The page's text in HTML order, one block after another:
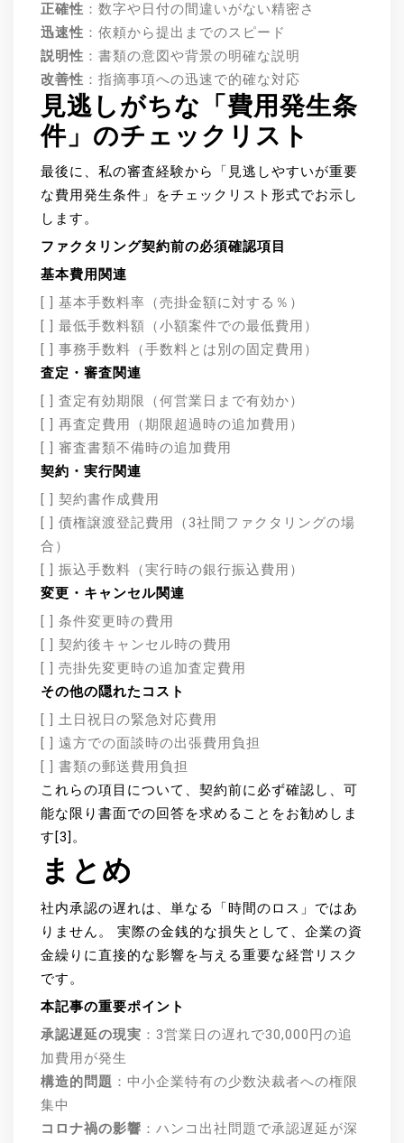
正確性 ：数字や日付の間違いがない精密さ
迅速性 ：依頼から提出までのスピード
説明性 ：書類の意図や背景の明確な説明
改善性 ：指摘事項への迅速で的確な対応
見逃しがちな「費用発生条
件」のチェックリスト
最後に、私の審査経験から「見逃しやすいが重要
な費用発生条件」をチェックリスト形式でお示し
します。
ファクタリング契約前の必須確認項目
基本費用関連
[ ] 基本手数料率（売掛金額に対する％）
[ ] 最低手数料額（小額案件での最低費用）
[ ] 事務手数料（手数料とは別の固定費用）
査定・審査関連
[ ] 査定有効期限（何営業日まで有効か）
[ ] 再査定費用（期限超過時の追加費用）
[ ] 審査書類不備時の追加費用
契約・実行関連
[ ] 契約書作成費用
[ ] 債権譲渡登記費用（3社間ファクタリングの場
合）
[ ] 振込手数料（実行時の銀行振込費用）
変更・キャンセル関連
[ ] 条件変更時の費用
[ ] 契約後キャンセル時の費用
[ ] 売掛先変更時の追加査定費用
その他の隠れたコスト
[ ] 土日祝日の緊急対応費用
[ ] 遠方での面談時の出張費用負担
[ ] 書類の郵送費用負担
これらの項目について、契約前に必ず確認し、可
能な限り書面での回答を求めることをお勧めしま
す[3]。
まとめ
社内承認の遅れは、単なる「時間のロス」ではあ
りません。 実際の金銭的な損失として、企業の資
金繰りに直接的な影響を与える重要な経営リスク
です。
本記事の重要ポイント
承認遅延の現実 ：3営業日の遅れで30,000円の追
加費用が発生
構造的問題 ：中小企業特有の少数決裁者への権限
集中
コロナ禍の影響 ：ハンコ出社問題で承認遅延が深